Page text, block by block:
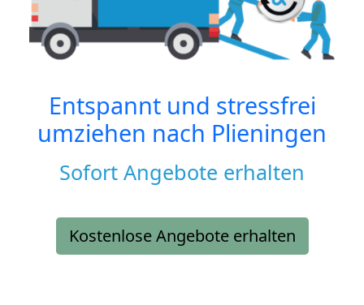
Entspannt und stressfrei
umziehen nach Plieningen
Sofort Angebote erhalten
Kostenlose Angebote erhalten